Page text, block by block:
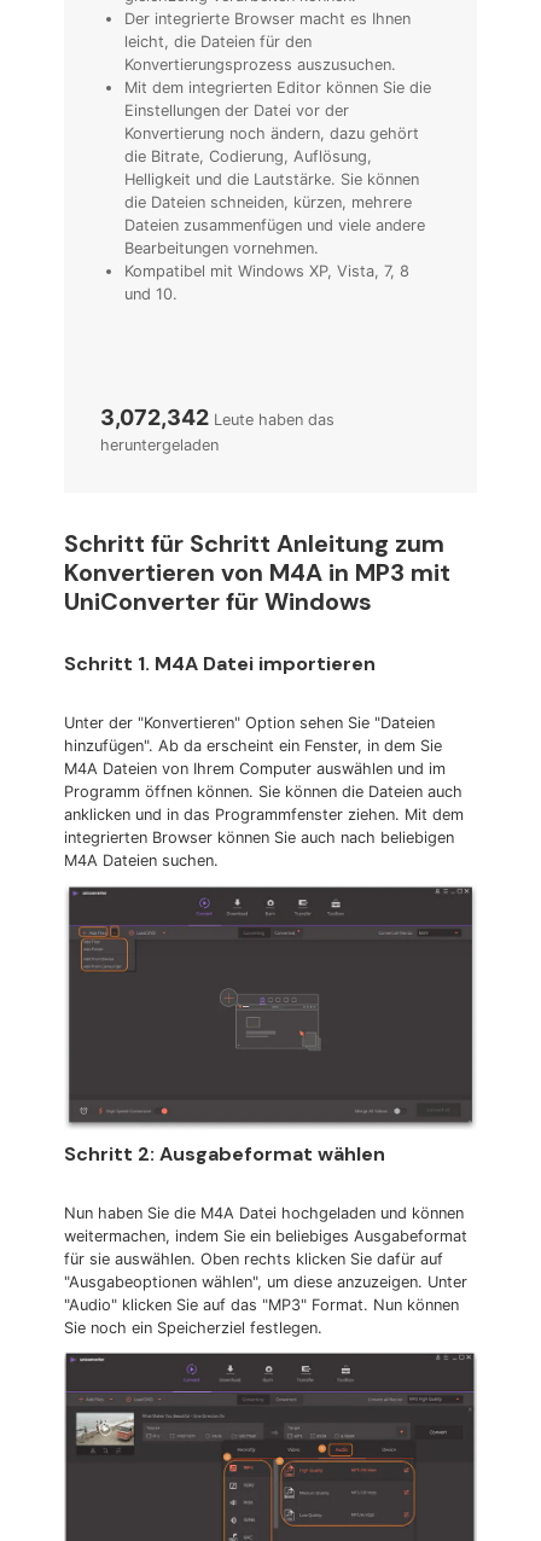
Der integrierte Browser macht es Ihnen
leicht, die Dateien für den
Konvertierungsprozess auszusuchen.
Mit dem integrierten Editor können Sie die
Einstellungen der Datei vor der
Konvertierung noch ändern, dazu gehört
die Bitrate, Codierung, Auflösung,
Helligkeit und die Lautstärke. Sie können
die Dateien schneiden, kürzen, mehrere
Dateien zusammenfügen und viele andere
Bearbeitungen vornehmen.
Kompatibel mit Windows XP, Vista, 7, 8
und 10.
3,072,342 Leute haben das
heruntergeladen
Schritt für Schritt Anleitung zum
Konvertieren von M4A in MP3 mit
UniConverter für Windows
Schritt 1. M4A Datei importieren
Unter der "Konvertieren" Option sehen Sie "Dateien
hinzufügen". Ab da erscheint ein Fenster, in dem Sie
M4A Dateien von Ihrem Computer auswählen und im
Programm öffnen können. Sie können die Dateien auch
anklicken und in das Programmfenster ziehen. Mit dem
integrierten Browser können Sie auch nach beliebigen
M4A Dateien suchen.
Schritt 2: Ausgabeformat wählen
Nun haben Sie die M4A Datei hochgeladen und können
weitermachen, indem Sie ein beliebiges Ausgabeformat
für sie auswählen. Oben rechts klicken Sie dafür auf
"Ausgabeoptionen wählen", um diese anzuzeigen. Unter
"Audio" klicken Sie auf das "MP3" Format. Nun können
Sie noch ein Speicherziel festlegen.